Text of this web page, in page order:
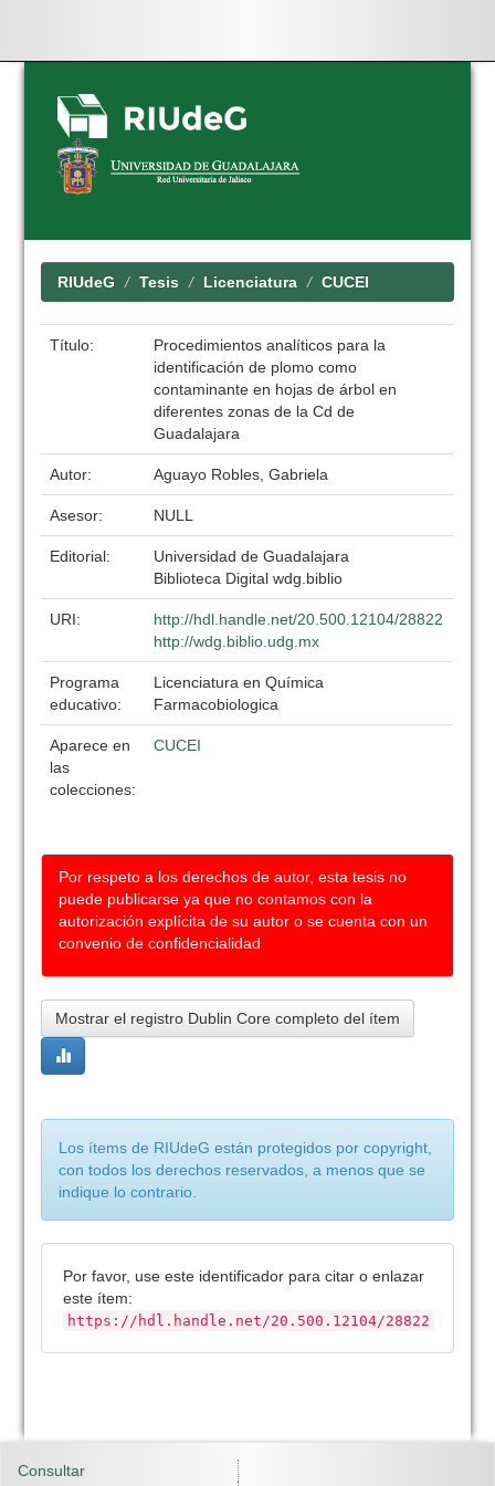
Skip
navigation
RIUdeG Tesis Licenciatura CUCEI
Título:
Procedimientos analíticos para la
identificación de plomo como
contaminante en hojas de árbol en
diferentes zonas de la Cd de
Guadalajara
Autor: Aguayo Robles, Gabriela
Asesor: NULL
Editorial:
Universidad de Guadalajara
Biblioteca Digital wdg.biblio
URI:
http://hdl.handle.net/20.500.12104/28822
http://wdg.biblio.udg.mx
Programa
educativo:
Licenciatura en Química
Farmacobiologica
Aparece en
las
colecciones:
CUCEI
Por respeto a los derechos de autor, esta tesis no
puede publicarse ya que no contamos con la
autorización explícita de su autor o se cuenta con un
convenio de confidencialidad
Mostrar el registro Dublin Core completo del ítem
Los ítems de RIUdeG están protegidos por copyright,
con todos los derechos reservados, a menos que se
indique lo contrario.
Por favor, use este identificador para citar o enlazar
este ítem:
https://hdl.handle.net/20.500.12104/28822
Consultar